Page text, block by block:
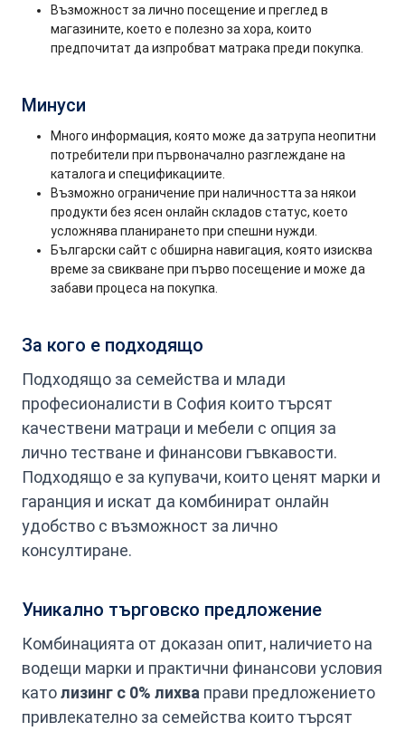
Възможност за лично посещение и преглед в
магазините, което е полезно за хора, които
предпочитат да изпробват матрака преди покупка.
Минуси
Много информация, която може да затрупа неопитни
потребители при първоначално разглеждане на
каталога и спецификациите.
Възможно ограничение при наличността за някои
продукти без ясен онлайн складов статус, което
усложнява планирането при спешни нужди.
Български сайт с обширна навигация, която изисква
време за свикване при първо посещение и може да
забави процеса на покупка.
За кого е подходящо
Подходящо за семейства и млади
професионалисти в София които търсят
качествени матраци и мебели с опция за
лично тестване и финансови гъвкавости.
Подходящо е за купувачи, които ценят марки и
гаранция и искат да комбинират онлайн
удобство с възможност за лично
консултиране.
Уникално търговско предложение
Комбинацията от доказан опит, наличието на
водещи марки и практични финансови условия
католизинг с 0% лихва прави предложението
привлекателно за семейства които търсят